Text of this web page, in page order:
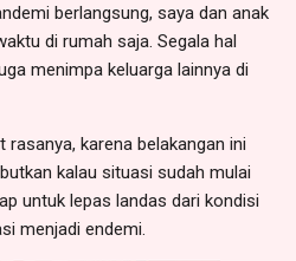
berlangsung, saya dan anak
di rumah saja. Segala hal
menimpa keluarga lainnya di
karena belakangan ini
kalau situasi sudah mulai
untuk lepas landas dari kondisi
menjadi endemi.